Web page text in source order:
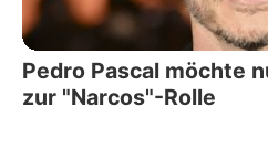
Pedro Pascal möchte
zur "Narcos"-Rolle